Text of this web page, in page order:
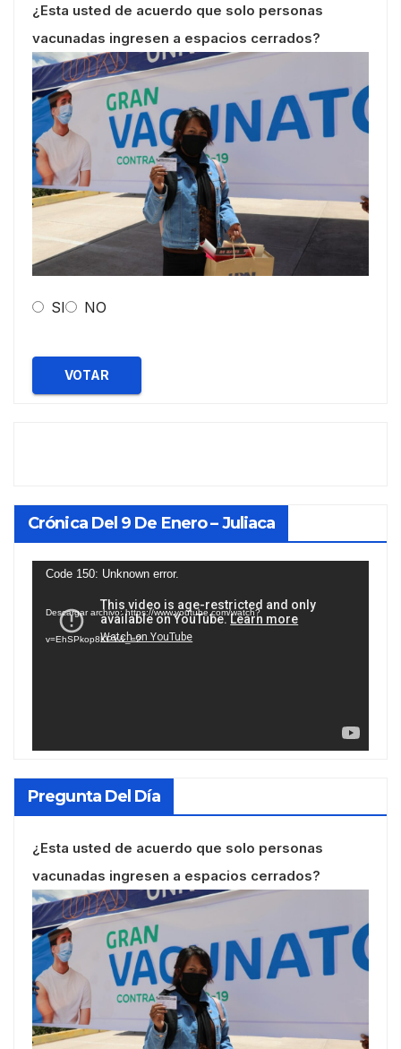
¿Esta usted de acuerdo que solo personas
vacunadas ingresen a espacios cerrados?
SI NO
VOTAR
Crónica Del 9 De Enero – Juliaca
Reproductor
vídeo
Code 150: Unknown error.
Descargar archivo: https://www.youtube.com/watch?
v=EhSPkop8KPY&_=2
Pregunta Del Día
¿Esta usted de acuerdo que solo personas
vacunadas ingresen a espacios cerrados?